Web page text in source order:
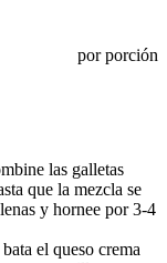
por porción
las galletas
que la mezcla se
y hornee por 3-4
el queso crema